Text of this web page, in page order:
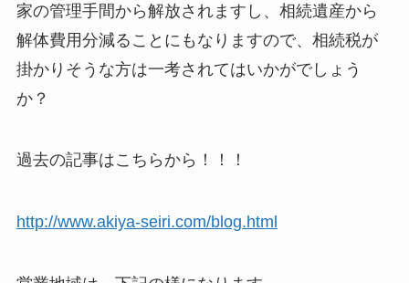
家の管理手間から解放されますし、相続遺産から
解体費用分減ることにもなりますので、相続税が
掛かりそうな方は一考されてはいかがでしょう
か？
過去の記事はこちらから！！！
http://www.akiya-seiri.com/blog.html